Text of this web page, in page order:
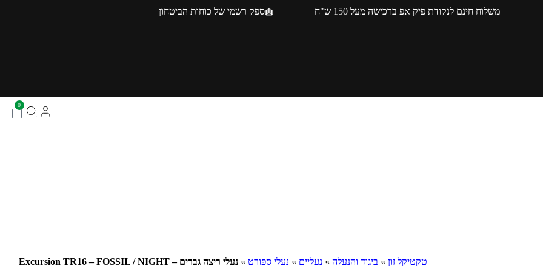
משלוח חינם לנקודת פיק אפ ברכישה מעל 150 ש"ח ספק רשמי של כוחות הביטחון
0
טקטיקל זון » ביגוד והנעלה » נעליים » נעלי ספורט »
נעלי ריצה גברים – Excursion TR16 – FOSSIL / NIGHT